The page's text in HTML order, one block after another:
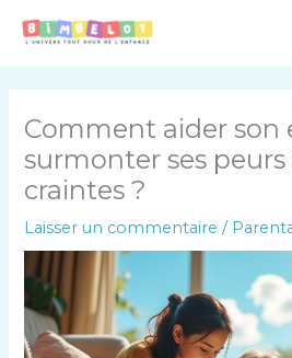
Comment aider son
surmonter ses peurs
craintes ?
Laisser un commentaire /